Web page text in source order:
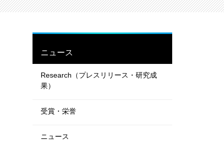
ニュース
Research（プレスリリース・研究成
果）
受賞・栄誉
ニュース